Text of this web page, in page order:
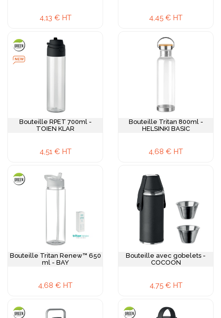
4,13 € HT 4,45 € HT
Bouteille RPET 700ml -
TOIEN KLAR
4,51 € HT
Bouteille Tritan 800ml -
HELSINKI BASIC
4,68 € HT
Bouteille Tritan Renew™ 650
ml - BAY
4,68 € HT
Bouteille avec gobelets -
COCOON
4,75 € HT